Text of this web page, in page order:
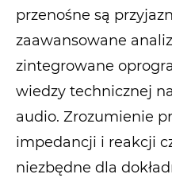
przenośne są
zaawansowane
zintegrowane
wiedzy technicznej
audio. Zrozumienie
impedancji i reakcji
niezbędne dla